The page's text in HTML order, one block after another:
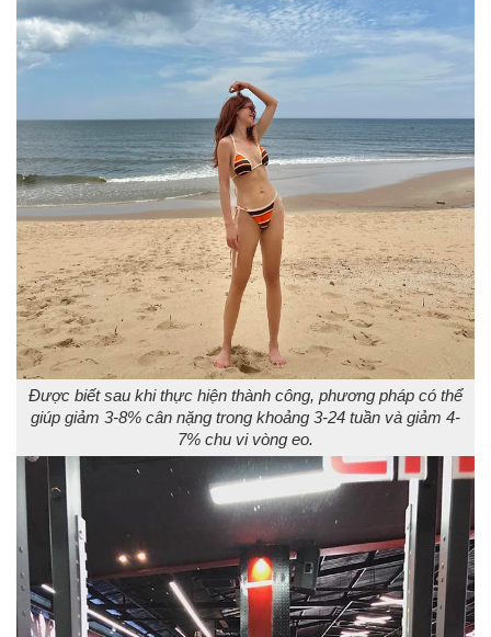
Được biết sau khi thực hiện thành công, phương pháp có thể
giúp giảm 3-8% cân nặng trong khoảng 3-24 tuần và giảm 4-
7% chu vi vòng eo.